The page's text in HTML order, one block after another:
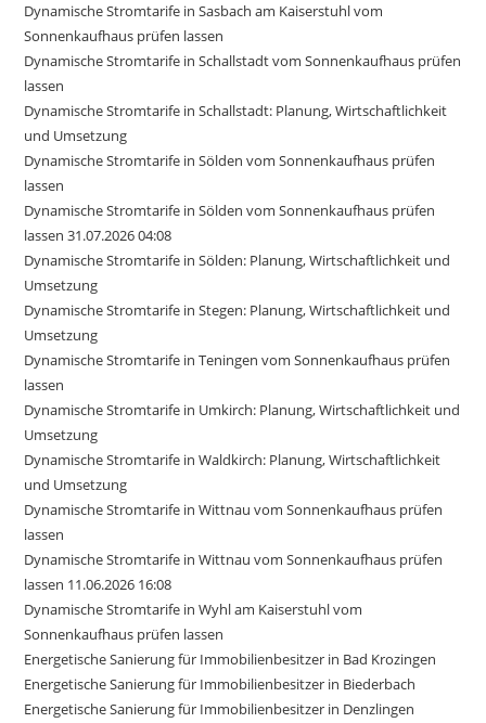
Dynamische Stromtarife in Sasbach am Kaiserstuhl vom
Sonnenkaufhaus prüfen lassen
Dynamische Stromtarife in Schallstadt vom Sonnenkaufhaus prüfen
lassen
Dynamische Stromtarife in Schallstadt: Planung, Wirtschaftlichkeit
und Umsetzung
Dynamische Stromtarife in Sölden vom Sonnenkaufhaus prüfen
lassen
Dynamische Stromtarife in Sölden vom Sonnenkaufhaus prüfen
lassen 31.07.2026 04:08
Dynamische Stromtarife in Sölden: Planung, Wirtschaftlichkeit und
Umsetzung
Dynamische Stromtarife in Stegen: Planung, Wirtschaftlichkeit und
Umsetzung
Dynamische Stromtarife in Teningen vom Sonnenkaufhaus prüfen
lassen
Dynamische Stromtarife in Umkirch: Planung, Wirtschaftlichkeit und
Umsetzung
Dynamische Stromtarife in Waldkirch: Planung, Wirtschaftlichkeit
und Umsetzung
Dynamische Stromtarife in Wittnau vom Sonnenkaufhaus prüfen
lassen
Dynamische Stromtarife in Wittnau vom Sonnenkaufhaus prüfen
lassen 11.06.2026 16:08
Dynamische Stromtarife in Wyhl am Kaiserstuhl vom
Sonnenkaufhaus prüfen lassen
Energetische Sanierung für Immobilienbesitzer in Bad Krozingen
Energetische Sanierung für Immobilienbesitzer in Biederbach
Energetische Sanierung für Immobilienbesitzer in Denzlingen